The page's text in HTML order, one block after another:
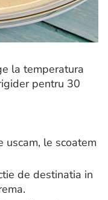
la temperatura
pentru 30
uscam, le scoatem
de destinatia in